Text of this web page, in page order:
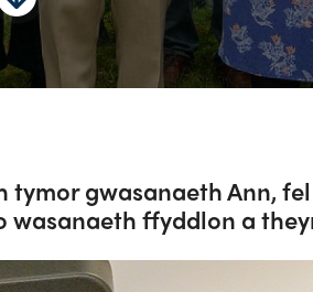
gwasanaeth Ann,
ffyddlon a